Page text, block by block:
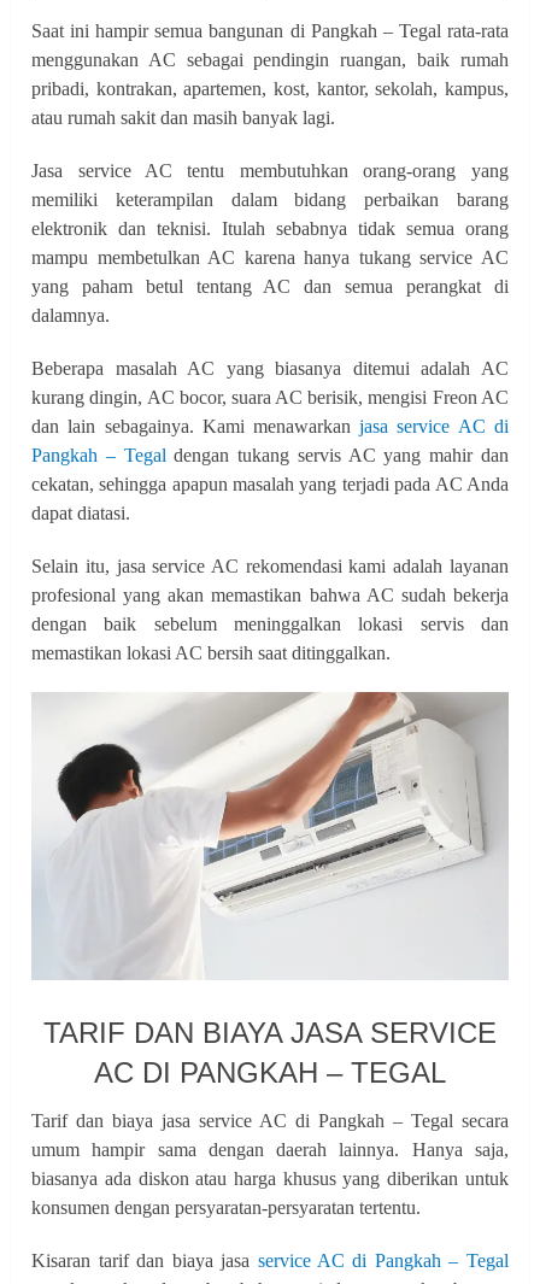
Saat ini hampir semua bangunan di Pangkah – Tegal rata-rata
menggunakan AC sebagai pendingin ruangan, baik rumah
pribadi, kontrakan, apartemen, kost, kantor, sekolah, kampus,
atau rumah sakit dan masih banyak lagi.
Jasa service AC tentu membutuhkan orang-orang yang
memiliki keterampilan dalam bidang perbaikan barang
elektronik dan teknisi. Itulah sebabnya tidak semua orang
mampu membetulkan AC karena hanya tukang service AC
yang paham betul tentang AC dan semua perangkat di
dalamnya.
Beberapa masalah AC yang biasanya ditemui adalah AC
kurang dingin, AC bocor, suara AC berisik, mengisi Freon AC
dan lain sebagainya. Kami menawarkanjasa service AC di
Pangkah – Tegal dengan tukang servis AC yang mahir dan
cekatan, sehingga apapun masalah yang terjadi pada AC Anda
dapat diatasi.
Selain itu, jasa service AC rekomendasi kami adalah layanan
profesional yang akan memastikan bahwa AC sudah bekerja
dengan baik sebelum meninggalkan lokasi servis dan
memastikan lokasi AC bersih saat ditinggalkan.
TARIF DAN BIAYA JASA SERVICE
AC DI PANGKAH – TEGAL
Tarif dan biaya jasa service AC di Pangkah – Tegal secara
umum hampir sama dengan daerah lainnya. Hanya saja,
biasanya ada diskon atau harga khusus yang diberikan untuk
konsumen dengan persyaratan-persyaratan tertentu.
Kisaran tarif dan biaya jasa service AC di Pangkah – Tegal